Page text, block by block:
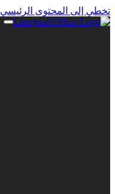
تخطي إلى المحتوى الرئيسي